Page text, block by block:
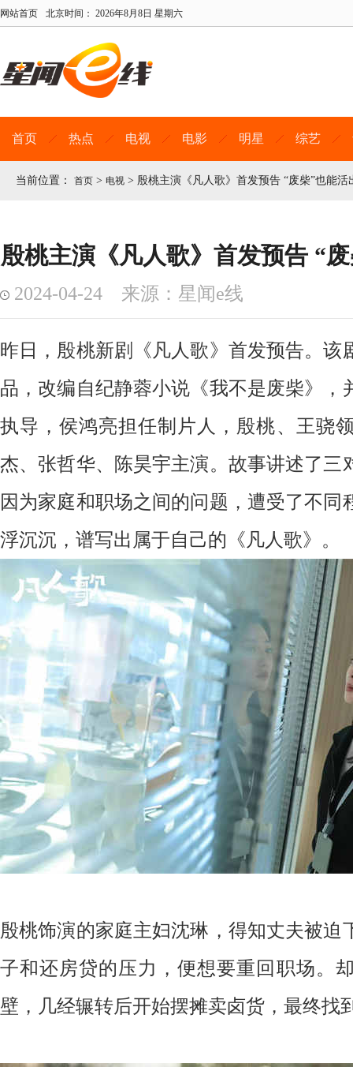
网站首页 北京时间： 2026年8月8日 星期六
首页 热点 电视 电影 明星 综艺
当前位置： 首页 > 电视 > 殷桃主演《凡人歌》首发预告 “废柴”也能活
殷桃主演《凡人歌》首发预告 “
2024-04-24 来源：星闻e线
昨日，殷桃新剧《凡人歌》首发预告。该
品，改编自纪静蓉小说《我不是废柴》，
执导，侯鸿亮担任制片人，殷桃、王骁
杰、张哲华、陈昊宇主演。故事讲述了三
因为家庭和职场之间的问题，遭受了不同
浮沉沉，谱写出属于自己的《凡人歌》。
殷桃饰演的家庭主妇沈琳，得知丈夫被迫
子和还房贷的压力，便想要重回职场。
壁，几经辗转后开始摆摊卖卤货，最终找